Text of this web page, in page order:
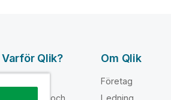
Varför Qlik?
Förtroende och
Om Qlik
Företag
Ledning